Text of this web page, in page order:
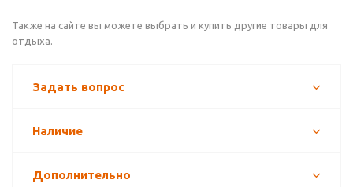
Также на сайте вы можете выбрать и купить другие товары для
отдыха.
Задать вопрос
Наличие
Дополнительно